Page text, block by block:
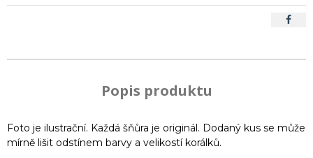
Popis produktu
Foto je ilustrační. Každá šňůra je originál. Dodaný kus se může
mírně lišit odstínem barvy a velikostí korálků.